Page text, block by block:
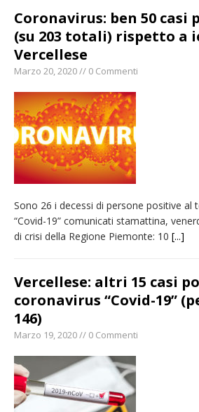
Coronavirus: ben 50 casi
(su 203 totali) rispetto a
Vercellese
Marzo 20, 2020 // 0 Commenti
Sono 26 i decessi di persone positive al
“Covid-19” comunicati stamattina,
di crisi della Regione Piemonte: 10 [...]
Vercellese: altri 15 casi
coronavirus “Covid-19”
146)
Marzo 19, 2020 // 0 Commenti